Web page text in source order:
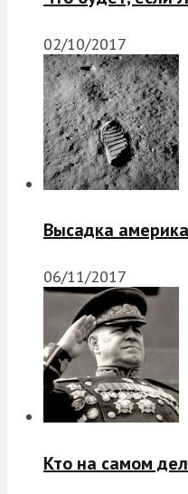
02/10/2017
Высадка
06/11/2017
Кто на самом